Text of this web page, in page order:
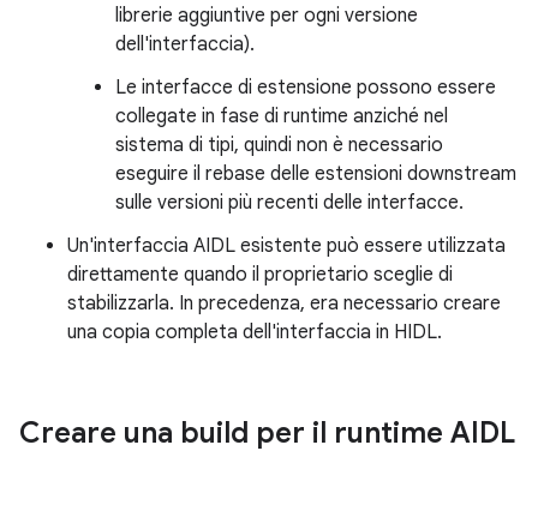
librerie aggiuntive per ogni versione
dell'interfaccia).
Le interfacce di estensione possono essere
collegate in fase di runtime anziché nel
sistema di tipi, quindi non è necessario
eseguire il rebase delle estensioni downstream
sulle versioni più recenti delle interfacce.
Un'interfaccia AIDL esistente può essere utilizzata
direttamente quando il proprietario sceglie di
stabilizzarla. In precedenza, era necessario creare
una copia completa dell'interfaccia in HIDL.
Creare una build per il runtime AIDL